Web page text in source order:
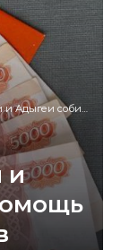
пострадавших в Турции и Сирии
и